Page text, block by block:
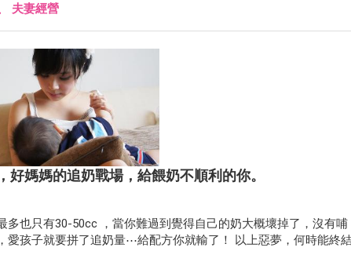
夫妻經營
好媽媽的追奶戰場，給餵奶不順利的你。
多也只有30-50cc ，當你難過到覺得自己的奶大概壞掉了，沒有哺
了追奶量⋯給配方你就輸了！ 以上惡夢，何時能終結